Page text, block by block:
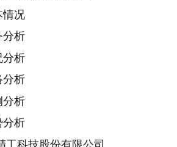
情况
分析
分析
分析
分析
分析
工科技股份有限公司